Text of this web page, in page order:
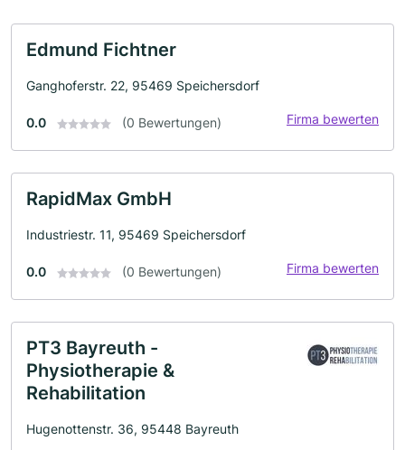
Edmund Fichtner
Ganghoferstr. 22, 95469 Speichersdorf
0.0 (0 Bewertungen) Firma bewerten
RapidMax GmbH
Industriestr. 11, 95469 Speichersdorf
0.0 (0 Bewertungen) Firma bewerten
PT3 Bayreuth -
Physiotherapie &
Rehabilitation
Hugenottenstr. 36, 95448 Bayreuth